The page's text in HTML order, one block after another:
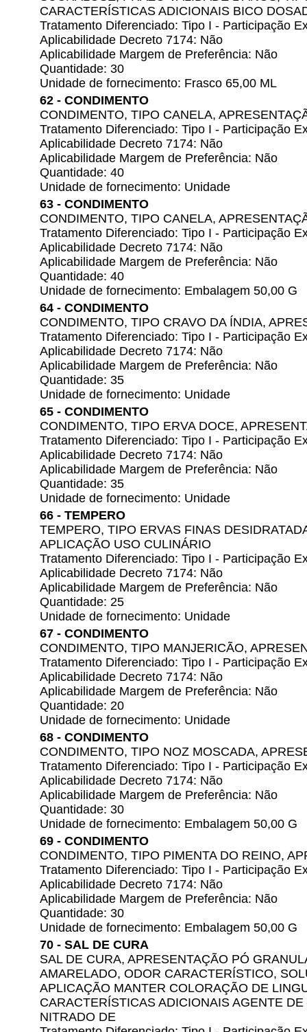
CARACTERÍSTICAS ADICIONAIS BICO
Tratamento Diferenciado: Tipo I - Participação
Aplicabilidade Decreto 7174: Não
Aplicabilidade Margem de Preferência: Não
Quantidade: 30
Unidade de fornecimento: Frasco 65,00 ML
62 - CONDIMENTO
CONDIMENTO, TIPO CANELA,
Tratamento Diferenciado: Tipo I - Participação
Aplicabilidade Decreto 7174: Não
Aplicabilidade Margem de Preferência: Não
Quantidade: 40
Unidade de fornecimento: Unidade
63 - CONDIMENTO
CONDIMENTO, TIPO CANELA,
Tratamento Diferenciado: Tipo I - Participação
Aplicabilidade Decreto 7174: Não
Aplicabilidade Margem de Preferência: Não
Quantidade: 40
Unidade de fornecimento: Embalagem 50,00 G
64 - CONDIMENTO
CONDIMENTO, TIPO CRAVO DA ÍNDIA,
Tratamento Diferenciado: Tipo I - Participação
Aplicabilidade Decreto 7174: Não
Aplicabilidade Margem de Preferência: Não
Quantidade: 35
Unidade de fornecimento: Unidade
65 - CONDIMENTO
CONDIMENTO, TIPO ERVA DOCE,
Tratamento Diferenciado: Tipo I - Participação
Aplicabilidade Decreto 7174: Não
Aplicabilidade Margem de Preferência: Não
Quantidade: 35
Unidade de fornecimento: Unidade
66 - TEMPERO
TEMPERO, TIPO ERVAS FINAS
APLICAÇÃO USO CULINÁRIO
Tratamento Diferenciado: Tipo I - Participação
Aplicabilidade Decreto 7174: Não
Aplicabilidade Margem de Preferência: Não
Quantidade: 25
Unidade de fornecimento: Unidade
67 - CONDIMENTO
CONDIMENTO, TIPO MANJERICÃO,
Tratamento Diferenciado: Tipo I - Participação
Aplicabilidade Decreto 7174: Não
Aplicabilidade Margem de Preferência: Não
Quantidade: 20
Unidade de fornecimento: Unidade
68 - CONDIMENTO
CONDIMENTO, TIPO NOZ MOSCADA,
Tratamento Diferenciado: Tipo I - Participação
Aplicabilidade Decreto 7174: Não
Aplicabilidade Margem de Preferência: Não
Quantidade: 30
Unidade de fornecimento: Embalagem 50,00 G
69 - CONDIMENTO
CONDIMENTO, TIPO PIMENTA DO REINO,
Tratamento Diferenciado: Tipo I - Participação
Aplicabilidade Decreto 7174: Não
Aplicabilidade Margem de Preferência: Não
Quantidade: 30
Unidade de fornecimento: Embalagem 50,00 G
70 - SAL DE CURA
SAL DE CURA, APRESENTAÇÃO PÓ
AMARELADO, ODOR CARACTERÍSTICO,
APLICAÇÃO MANTER COLORAÇÃO DE
CARACTERÍSTICAS ADICIONAIS AGENTE
NITRADO DE